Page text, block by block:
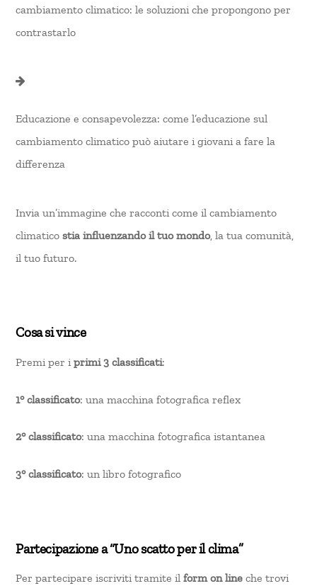
cambiamento climatico: le soluzioni che propongono per
contrastarlo
Educazione e consapevolezza: come l’educazione sul
cambiamento climatico può aiutare i giovani a fare la
differenza
Invia un’immagine che racconti come il cambiamento
climaticostia influenzando il tuo mondo, la tua comunità,
il tuo futuro.
Cosa si vince
Premi per iprimi 3 classificati:
1° classificato: una macchina fotografica reflex
2° classificato: una macchina fotografica istantanea
3° classificato: un libro fotografico
Partecipazione a “Uno scatto per il clima”
Per partecipare iscriviti tramite il form on line che trovi